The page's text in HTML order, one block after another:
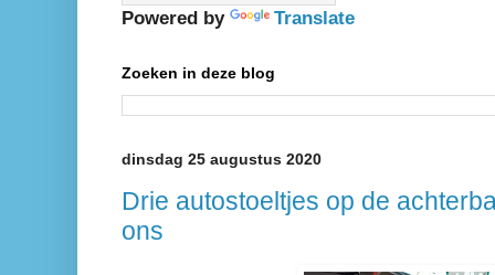
Powered by Translate
Zoeken in deze blog
dinsdag 25 augustus 2020
Drie autostoeltjes op de
ons